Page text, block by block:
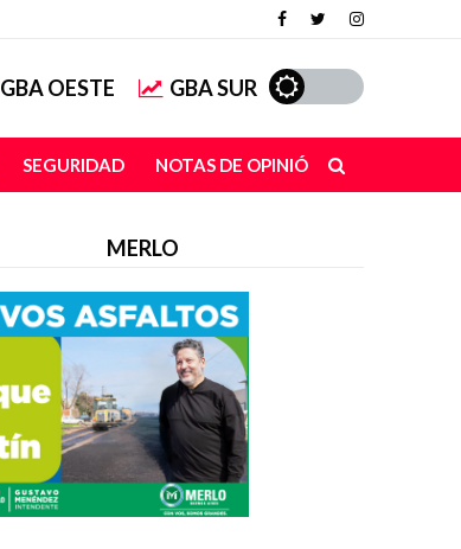
GBA OESTE GBA SUR
SEGURIDAD NOTAS DE OPINIÓN
MERLO